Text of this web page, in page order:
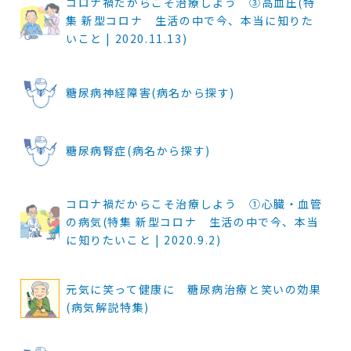
集 新型コロナ 生活の中で今、本当に知りた
いこと | 2020.11.13)
糖尿病神経障害(病名から探す)
糖尿病腎症(病名から探す)
コロナ禍だからこそ治療しよう ①心臓・血管
の病気(特集 新型コロナ 生活の中で今、本当
に知りたいこと | 2020.9.2)
元気に笑って健康に 糖尿病治療と笑いの効果
(病気解説特集)